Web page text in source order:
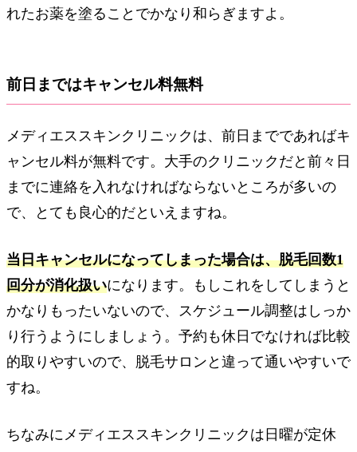
れたお薬を塗ることでかなり和らぎますよ。
前日まではキャンセル料無料
メディエススキンクリニックは、前日までであればキ
ャンセル料が無料です。大手のクリニックだと前々日
までに連絡を入れなければならないところが多いの
で、とても良心的だといえますね。
当日キャンセルになってしまった場合は、脱毛回数1
回分が消化扱いになります。もしこれをしてしまうと
かなりもったいないので、スケジュール調整はしっか
り行うようにしましょう。予約も休日でなければ比較
的取りやすいので、脱毛サロンと違って通いやすいで
すね。
ちなみにメディエススキンクリニックは日曜が定休